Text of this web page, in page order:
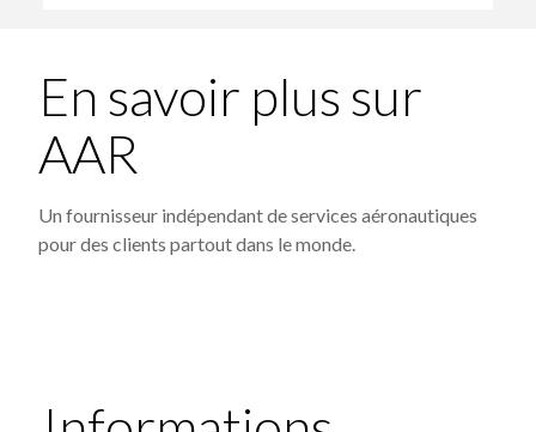
En savoir plus sur
AAR
Un fournisseur indépendant de services aéronautiques
pour des clients partout dans le monde.